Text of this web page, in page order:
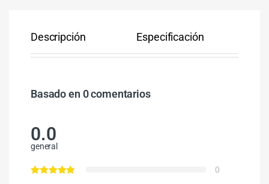
Descripción Especificación
Basado en 0 comentarios
0.0
general
0